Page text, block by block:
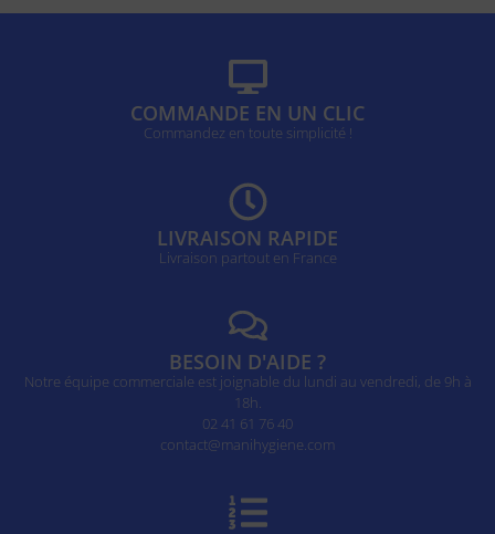
COMMANDE EN UN CLIC
Commandez en toute simplicité !
LIVRAISON RAPIDE
Livraison partout en France
BESOIN D'AIDE ?
Notre équipe commerciale est joignable du lundi au vendredi, de 9h à
18h.
02 41 61 76 40
contact@manihygiene.com